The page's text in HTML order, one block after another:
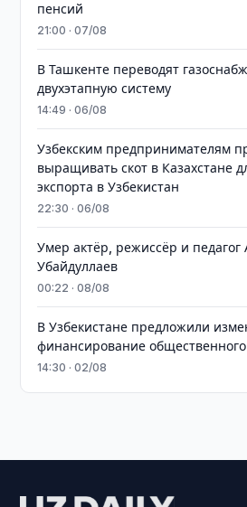
пенсий
21:00 · 07/08
В Ташкенте переводят
двухэтапную систему
14:49 · 06/08
Узбекским предпринимателям
выращивать скот в Казахстане
экспорта в Узбекистан
22:30 · 06/08
Умер актёр, режиссёр и педагог
Убайдуллаев
00:22 · 08/08
В Узбекистане предложили
финансирование
14:30 · 02/08